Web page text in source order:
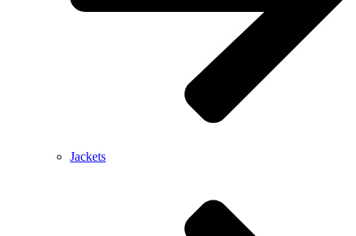
Jackets